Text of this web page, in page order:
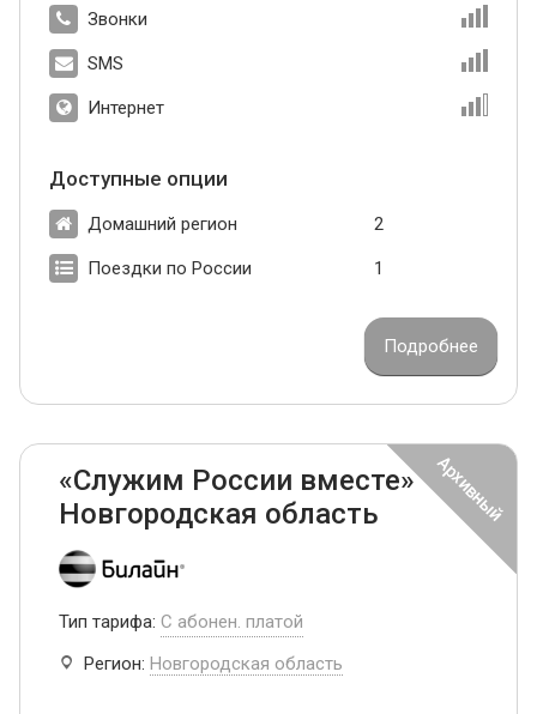
Звонки
SMS
Интернет
Доступные опции
Домашний регион 2
Поездки по России 1
Подробнее
«Служим России вместе»
Новгородская область
Тип тарифа: С абонен. платой
Регион: Новгородская область